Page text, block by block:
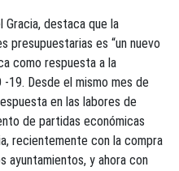
Gracia, destaca que la
presupuestarias es “un nuevo
como respuesta a la
19. Desde el mismo mes de
en las labores de
de partidas económicas
recientemente con la compra
ayuntamientos, y ahora con